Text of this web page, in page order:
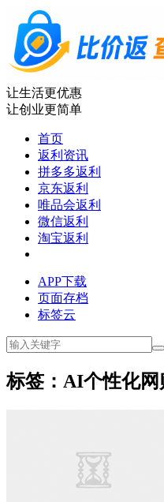
让生活更优惠
让创业更简单
首页
返利资讯
拼多多返利
京东返利
唯品会返利
微信返利
淘宝返利
APP下载
页面存档
标签云
标签：AI个性化网